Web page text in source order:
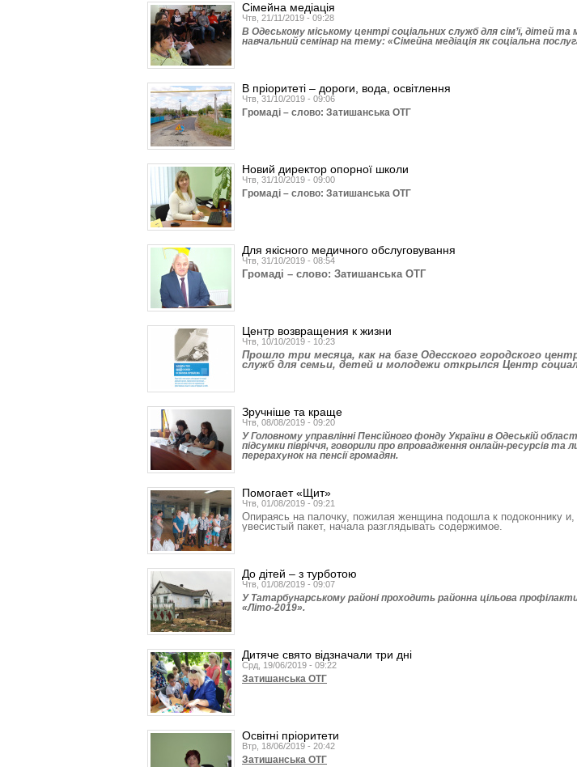
Сімейна медіація
Чтв, 21/11/2019 - 09:28
В Одеському міському центрі соціальних служб для сім’ї, дітей та
навчальний семінар на тему: «Сімейна медіація як соціальна
В пріоритеті – дороги, вода, освітлення
Чтв, 31/10/2019 - 09:06
Громаді – слово: Затишанська ОТГ
Новий директор опорної школи
Чтв, 31/10/2019 - 09:00
Громаді – слово: Затишанська ОТГ
Для якісного медичного обслуговування
Чтв, 31/10/2019 - 08:54
Громаді – слово: Затишанська ОТГ
Центр возвращения к жизни
Чтв, 10/10/2019 - 10:23
Прошло три месяца, как на базе Одесского городского
служб для семьи, детей и молодежи открылся Центр
Зручніше та краще
Чтв, 08/08/2019 - 09:20
У Головному управлінні Пенсійного фонду України в Одеській
підсумки півріччя, говорили про впровадження онлайн-ресурсів та
перерахунок на пенсії громадян.
Помогает «Щит»
Чтв, 01/08/2019 - 09:21
Опираясь на палочку, пожилая женщина подошла к подоконнику и,
увесистый пакет, начала разглядывать содержимое.
До дітей – з турботою
Чтв, 01/08/2019 - 09:07
У Татарбунарському районі проходить районна цільова
«Літо-2019».
Дитяче свято відзначали три дні
Срд, 19/06/2019 - 09:22
Затишанська ОТГ
Освітні пріоритети
Втр, 18/06/2019 - 20:42
Затишанська ОТГ